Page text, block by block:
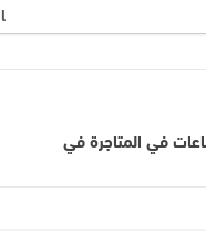
في المتاجرة في